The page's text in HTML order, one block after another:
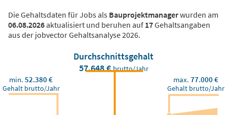
Die Gehaltsdaten für Jobs als Bauprojektmanagerwurden am
06.08.2026aktualisiert und beruhen auf 17Gehaltsangaben
aus der jobvector Gehaltsanalyse 2026.
Durchschnittsgehalt
57.648 €brutto/Jahr
min.52.380 €
Gehalt brutto/Jahr
max.77.000 €
Gehalt brutto/Jahr